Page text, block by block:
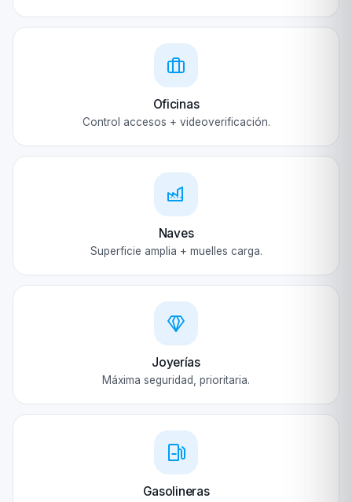
Oficinas
Control accesos + videoverificación.
Naves
Superficie amplia + muelles carga.
Joyerías
Máxima seguridad, prioritaria.
Gasolineras